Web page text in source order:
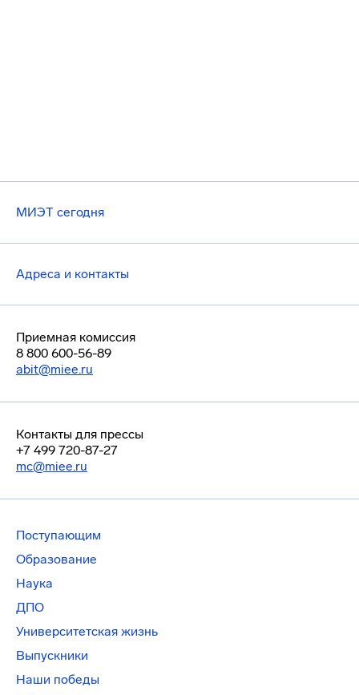
МИЭТ сегодня
Адреса и контакты
Приемная комиссия
8 800 600-56-89
abit@miee.ru
Контакты для прессы
+7 499 720-87-27
mc@miee.ru
Поступающим
Образование
Наука
ДПО
Университетская жизнь
Выпускники
Наши победы